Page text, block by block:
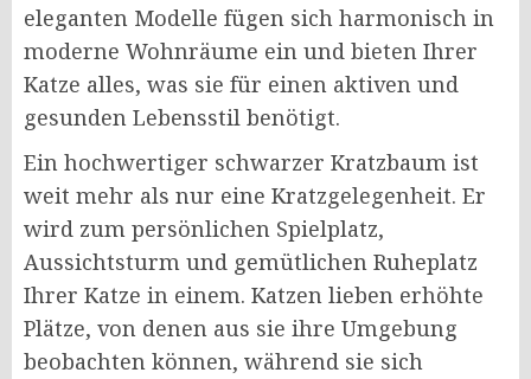
eleganten Modelle fügen sich harmonisch in
moderne Wohnräume ein und bieten Ihrer
Katze alles, was sie für einen aktiven und
gesunden Lebensstil benötigt.
Ein hochwertiger schwarzer Kratzbaum ist
weit mehr als nur eine Kratzgelegenheit. Er
wird zum persönlichen Spielplatz,
Aussichtsturm und gemütlichen Ruheplatz
Ihrer Katze in einem. Katzen lieben erhöhte
Plätze, von denen aus sie ihre Umgebung
beobachten können, während sie sich